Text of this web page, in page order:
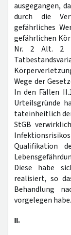
ausgegangen,
durch die
gefährliches
gefährlichen
Nr. 2 Alt. 2
Wege der
In den Fällen
Urteilsgründe
tateinheitlich
StGB
Qualifikation
Diese habe
realisiert, so
Behandlung
vorgelegen habe.
II.